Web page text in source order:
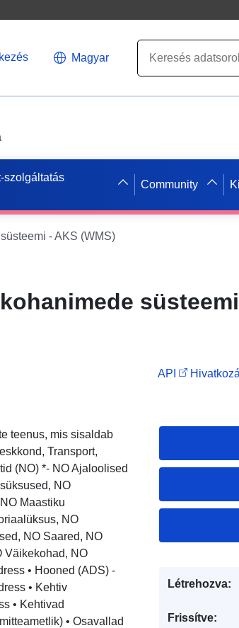
Magyar
szolgáltatás
Community
- AKS (WMS)
API
teenus, mis sisaldab
Transport,
(NO) *- NO Ajaloolised
NO
Maastiku
NO
NO Saared, NO
Väikekohad, NO
• Hooned (ADS) -
• Kehtiv
• Kehtivad
• Osavallad
Létrehozva:
Frissítve: